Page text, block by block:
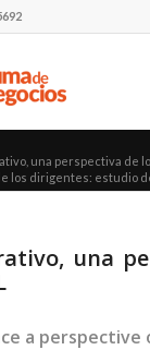
una perspectiva de
los dirigentes: estudio de
una
a perspective